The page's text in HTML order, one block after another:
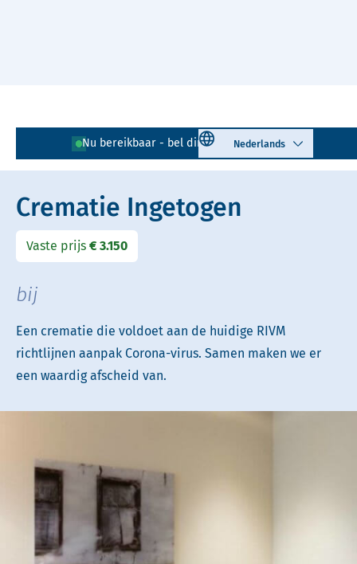
Nu bereikbaar - bel direct! 010 - 268 05 85
Select language
Lees voor Uitleg woorden
Simpele tekst
Crematie Ingetogen
Vaste prijs € 3.150
bij
Een crematie die voldoet aan de huidige RIVM
richtlijnen aanpak Corona-virus. Samen maken we er
een waardig afscheid van.